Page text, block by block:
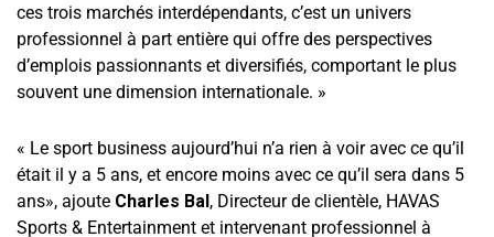
ces trois marchés interdépendants, c’est un univers
professionnel à part entière qui offre des perspectives
d’emplois passionnants et diversifiés, comportant le plus
souvent une dimension internationale. »
« Le sport business aujourd’hui n’a rien à voir avec ce qu’il
était il y a 5 ans, et encore moins avec ce qu’il sera dans 5
ans», ajoute Charles Bal, Directeur de clientèle, HAVAS
Sports & Entertainment et intervenant professionnel à